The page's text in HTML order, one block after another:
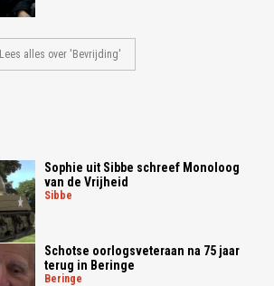
Lees alles over 'Bevrijding'
Sophie uit Sibbe schreef Monoloog
van de Vrijheid
sibbe
Schotse oorlogsveteraan na 75 jaar
terug in Beringe
beringe